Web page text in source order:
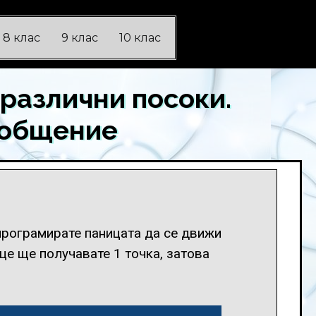
8 клас 9 клас 10 клас
посоки.
паницата да се движи
ще получавате 1 точка, затова